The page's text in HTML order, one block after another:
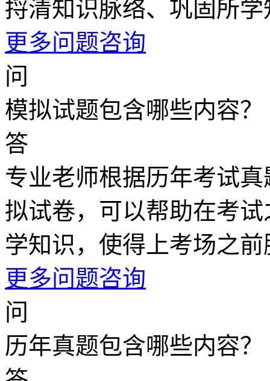
捋清知识脉络、巩固所学
更多问题咨询
问
模拟试题包含哪些内容？
答
专业老师根据历年考试
拟试卷，可以帮助在考
学知识，使得上考场之
更多问题咨询
问
历年真题包含哪些内容？